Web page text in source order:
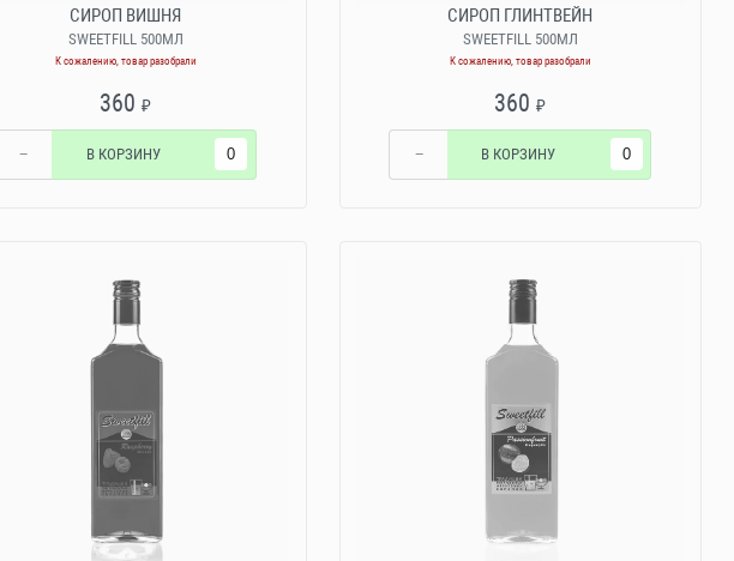
СИРОП ВИШНЯ
SWEETFILL 500МЛ
К сожалению, товар разобрали
360₽
− В КОРЗИНУ
СИРОП ГЛИНТВЕЙН
SWEETFILL 500МЛ
К сожалению, товар разобрали
360₽
− В КОРЗИНУ